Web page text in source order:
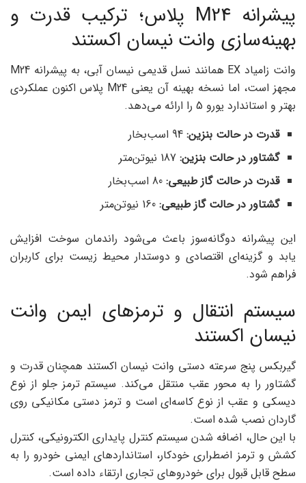
پیشرانه M24 پلاس؛ ترکیب قدرت و
بهینه‌سازی وانت نیسان اکستند
وانت زامیاد EX همانند نسل قدیمی نیسان آبی، به پیشرانه M24
مجهز است، اما نسخه بهینه آن یعنی M24 پلاس اکنون عملکردی
بهتر و استاندارد یورو 5 را ارائه می‌دهد.
قدرت در حالت بنزین:
گشتاور در حالت بنزین:
قدرت در حالت گاز طبیعی:
گشتاور در حالت گاز طبیعی:
این پیشرانه دوگانه‌سوز باعث می‌شود راندمان سوخت افزایش
یابد و گزینه‌ای اقتصادی و دوستدار محیط زیست برای کاربران
فراهم شود.
سیستم انتقال و ترمزهای ایمن وانت
نیسان اکستند
گیربکس پنج سرعته دستی وانت نیسان اکستند همچنان قدرت و
گشتاور را به محور عقب منتقل می‌کند. سیستم ترمز جلو از نوع
دیسکی و عقب از نوع کاسه‌ای است و ترمز دستی مکانیکی روی
گاردان نصب شده است.
با این حال، اضافه شدن سیستم کنترل پایداری الکترونیکی، کنترل
کشش و ترمز اضطراری خودکار، استانداردهای ایمنی خودرو را به
سطح قابل قبول برای خودروهای تجاری ارتقاء داده است.